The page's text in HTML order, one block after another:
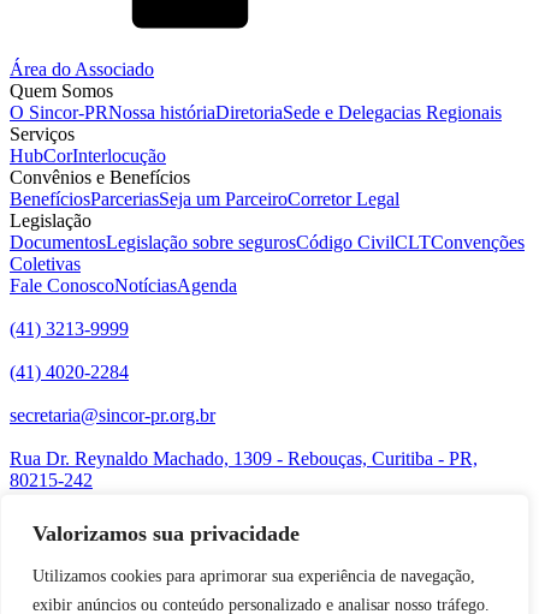
Valorizamos sua privacidade
Utilizamos cookies para aprimorar sua experiência de navegação,
exibir anúncios ou conteúdo personalizado e analisar nosso tráfego.
Área do Associado
Quem Somos
O Sincor-PRNossa históriaDiretoriaSede e Delegacias Regionais
Serviços
HubCorInterlocução
Convênios e Benefícios
BenefíciosParceriasSeja um ParceiroCorretor Legal
Legislação
DocumentosLegislação sobre segurosCódigo CivilCLTConvenções
Coletivas
Fale ConoscoNotíciasAgenda
(41) 3213-9999
(41) 4020-2284
secretaria@sincor-pr.org.br
Rua Dr. Reynaldo Machado, 1309 - Rebouças, Curitiba - PR,
80215-242
por Agência de Marketing Digital
2026